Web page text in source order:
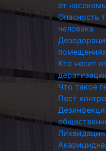
от
Опасность
человека
помещениях
Кто несет
Что такое
Пест